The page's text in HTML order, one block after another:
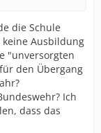
die Schule
Ausbildung
"unversorgten
den Übergang
Ich
dass das